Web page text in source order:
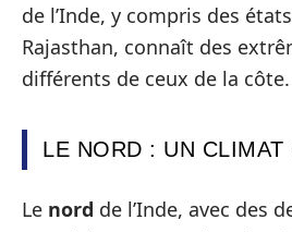
de l’Inde, y compris des
Rajasthan, connaît des
différents de ceux de la côte.
LE NORD : UN CLIMAT
Le nord de l’Inde, avec des